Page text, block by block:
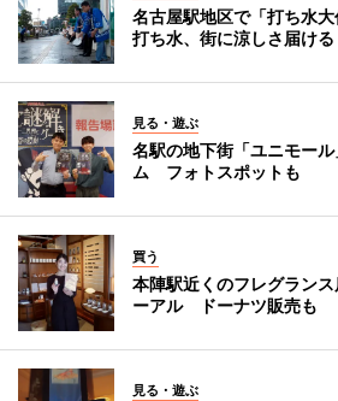
名古屋駅地区で「打ち水
打ち水、街に涼しさ届ける
見る・遊ぶ
名駅の地下街「ユニモー
ム フォトスポットも
買う
本陣駅近くのフレグラン
ーアル ドーナツ販売も
見る・遊ぶ